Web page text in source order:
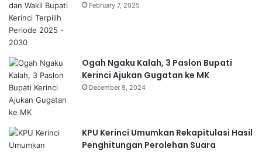
February 7, 2025
Ogah Ngaku Kalah, 3 Paslon Bupati
Kerinci Ajukan Gugatan ke MK
December 9, 2024
KPU Kerinci Umumkan Rekapitulasi Hasil
Penghitungan Perolehan Suara